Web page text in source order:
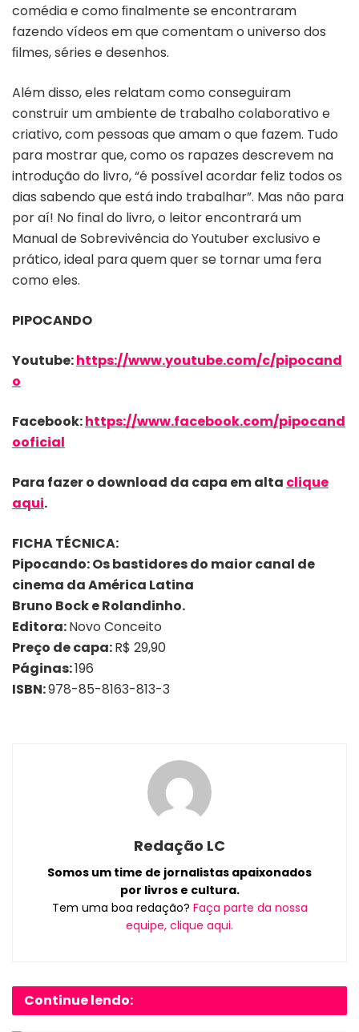
comédia e como ﬁnalmente se encontraram
fazendo vídeos em que comentam o universo dos
ﬁlmes, séries e desenhos.
Além disso, eles relatam como conseguiram
construir um ambiente de trabalho colaborativo e
criativo, com pessoas que amam o que fazem. Tudo
para mostrar que, como os rapazes descrevem na
introdução do livro, “é possível acordar feliz todos os
dias sabendo que está indo trabalhar”. Mas não para
por aí! No final do livro, o leitor encontrará um
Manual de Sobrevivência do Youtuber exclusivo e
prático, ideal para quem quer se tornar uma fera
como eles.
PIPOCANDO
Youtube:https://www.youtube.com/c/pipocand
o
Facebook:https://www.facebook.com/pipocand
ooficial
Para fazer o download da capa em alta clique
aqui.
FICHA TÉCNICA:
Pipocando: Os bastidores do maior canal de
cinema da América Latina
Bruno Bock e Rolandinho.
Editora:Novo Conceito
Preço de capa:R$ 29,90
Páginas:196
ISBN:978-85-8163-813-3
Redação LC
Somos um time de jornalistas apaixonados
por livros e cultura.
Tem uma boa redação? Faça parte da nossa
equipe, clique aqui.
Continue lendo: